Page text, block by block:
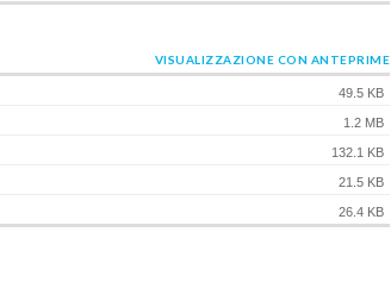
VISUALIZZAZIONE CON ANTEPRIME
49.5 KB
1.2 MB
132.1 KB
21.5 KB
26.4 KB